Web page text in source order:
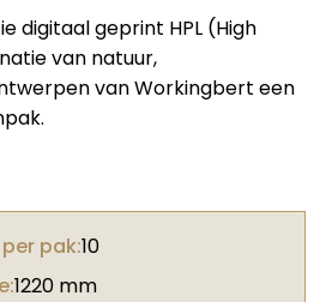
digitaal geprint HPL (High
van natuur,
van Workingbert een
pak:10
1220 mm